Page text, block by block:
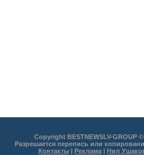
Copyright BESTNEWSLV-GROUP
Разрешается перепись или
Контакты | Реклама | Нил